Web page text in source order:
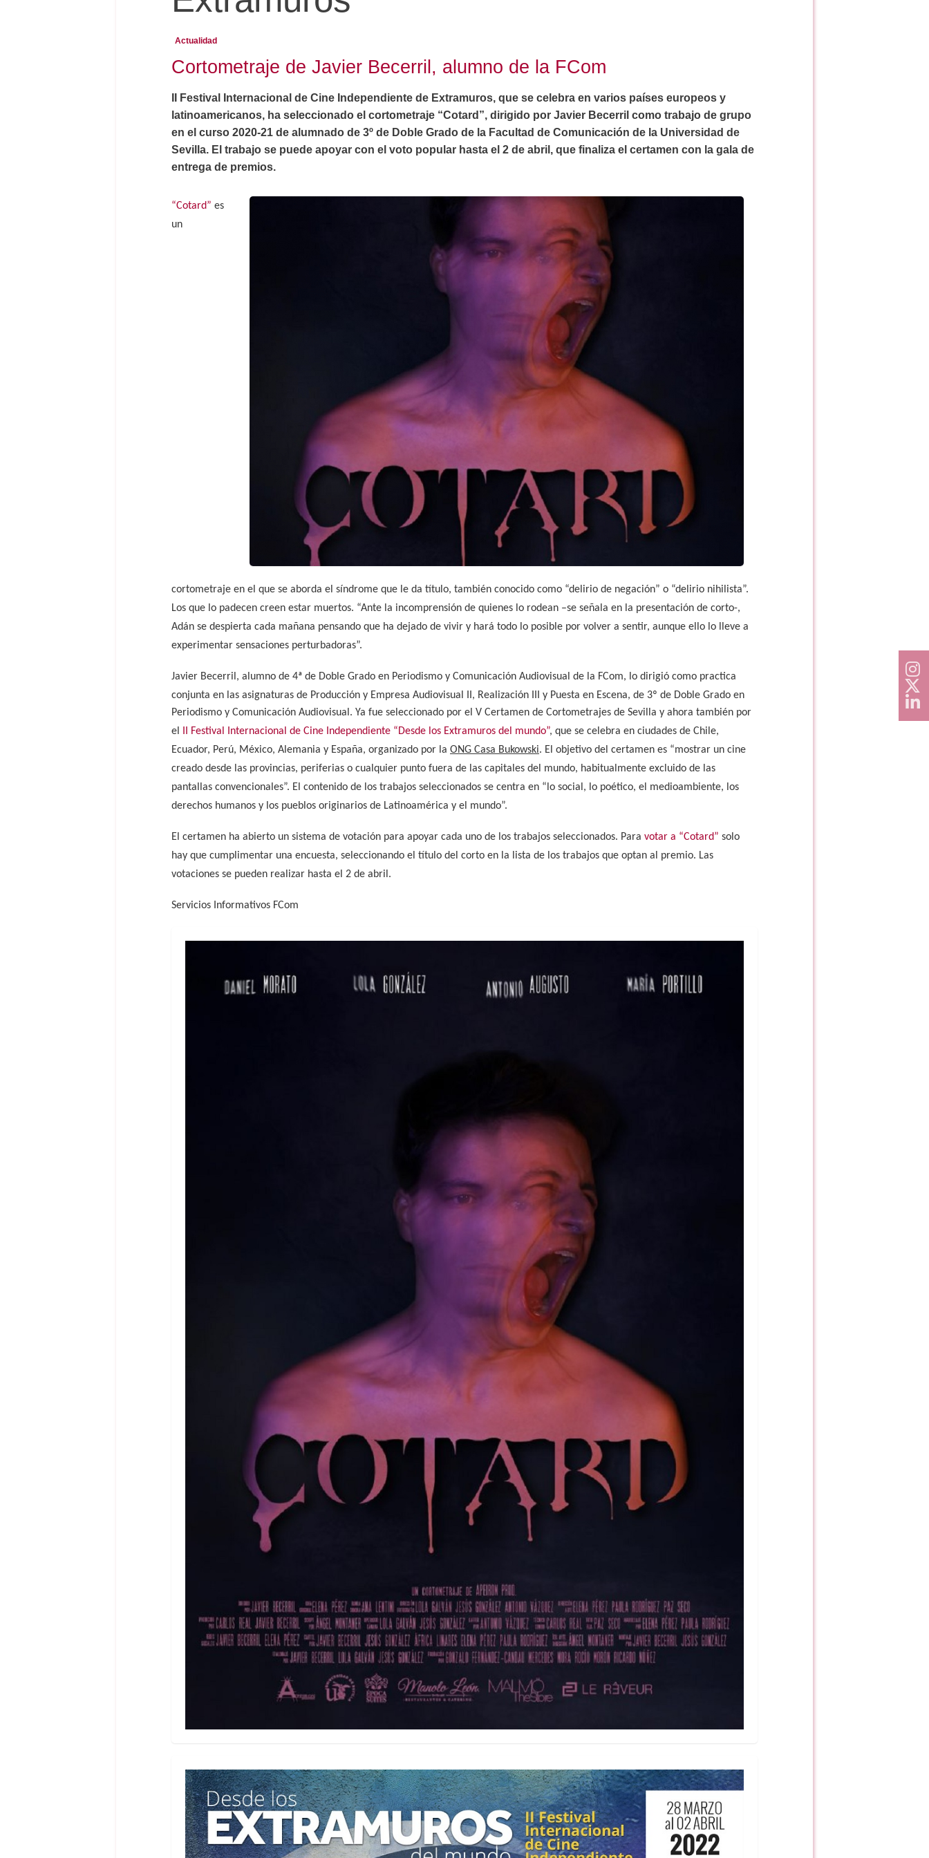
Actualidad
Cortometraje de Javier Becerril, alumno de la FCom
II Festival Internacional de Cine Independiente de Extramuros, que se celebra en varios países europeos y
latinoamericanos, ha seleccionado el cortometraje “Cotard”, dirigido por Javier Becerril como trabajo de grupo
en el curso 2020-21 de alumnado de 3º de Doble Grado de la Facultad de Comunicación de la Universidad de
Sevilla. El trabajo se puede apoyar con el voto popular hasta el 2 de abril, que finaliza el certamen con la gala de
entrega de premios.
“Cotard” es
un
cortometraje en el que se aborda el síndrome que le da título, también conocido como “delirio de negación” o “delirio nihilista”.
Los que lo padecen creen estar muertos. “Ante la incomprensión de quienes lo rodean –se señala en la presentación de corto-,
Adán se despierta cada mañana pensando que ha dejado de vivir y hará todo lo posible por volver a sentir, aunque ello lo lleve a
experimentar sensaciones perturbadoras”.
Javier Becerril, alumno de 4ª de Doble Grado en Periodismo y Comunicación Audiovisual de la FCom, lo dirigió como practica
conjunta en las asignaturas de Producción y Empresa Audiovisual II, Realización III y Puesta en Escena, de 3º de Doble Grado en
Periodismo y Comunicación Audiovisual. Ya fue seleccionado por el V Certamen de Cortometrajes de Sevilla y ahora también por
el
II Festival Internacional de Cine Independiente “Desde los Extramuros del mundo”, que se celebra en ciudades de Chile,
Ecuador, Perú, México, Alemania y España, organizado por la ONG Casa Bukowski. El objetivo del certamen es “mostrar un cine
creado desde las provincias, periferias o cualquier punto fuera de las capitales del mundo, habitualmente excluido de las
pantallas convencionales”. El contenido de los trabajos seleccionados se centra en “lo social, lo poético, el medioambiente, los
derechos humanos y los pueblos originarios de Latinoamérica y el mundo”.
El certamen ha abierto un sistema de votación para apoyar cada uno de los trabajos seleccionados. Para votar a “Cotard” solo
hay que cumplimentar una encuesta, seleccionando el título del corto en la lista de los trabajos que optan al premio. Las
votaciones se pueden realizar hasta el 2 de abril.
Servicios Informativos FCom